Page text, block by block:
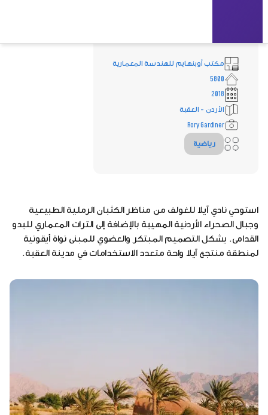
مكتب أوبنهايم للهندسة المعمارية
5800
2018
الأردن - العقبة
Rory Gardiner
رياضية
استوحي نادي آيلا للغولف من مناظر الكثبان الرملية الطبيعية
وجبال الصحراء الأردنية المهيبة بالإضافة إلى التراث المعماري للبدو
القدامى. يشكل التصميم المبتكر والعضوي للمبنى نواة أيقونية
لمنطقة منتجع آيلا واحة متعدد الاستخدامات في مدينة العقبة.